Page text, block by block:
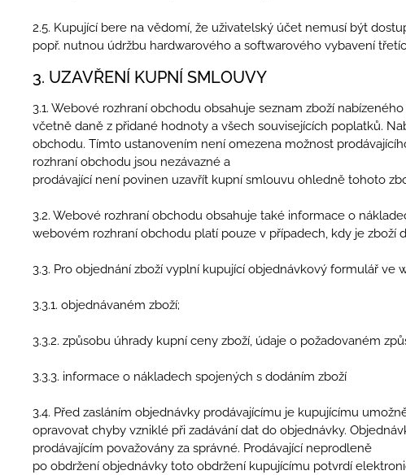
2.5. Kupující bere na vědomí, že uživatelský účet nemusí být
popř. nutnou údržbu hardwarového a softwarového vybavení
3. UZAVŘENÍ KUPNÍ SMLOUVY
3.1. Webové rozhraní obchodu obsahuje seznam zboží
včetně daně z přidané hodnoty a všech souvisejících poplatků.
obchodu. Tímto ustanovením není omezena možnost
rozhraní obchodu jsou nezávazné a
prodávající není povinen uzavřít kupní smlouvu ohledně tohoto
3.2. Webové rozhraní obchodu obsahuje také informace o
webovém rozhraní obchodu platí pouze v případech, kdy je zboží
3.3. Pro objednání zboží vyplní kupující objednávkový formulář
3.3.1. objednávaném zboží;
3.3.2. způsobu úhrady kupní ceny zboží, údaje o požadovaném
3.3.3. informace o nákladech spojených s dodáním zboží
3.4. Před zasláním objednávky prodávajícímu je kupujícímu
opravovat chyby vzniklé při zadávání dat do objednávky.
prodávajícím považovány za správné. Prodávající neprodleně
po obdržení objednávky toto obdržení kupujícímu potvrdí